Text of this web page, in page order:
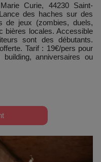
Curie, 44230 Saint-
des haches sur des
de jeux (zombies, duels,
locales. Accessible
sont des débutants.
Tarif : 19€/pers pour
anniversaires ou